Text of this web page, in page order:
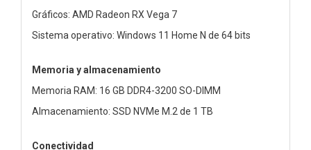
Gráficos: AMD Radeon RX Vega 7
Sistema operativo: Windows 11 Home N de 64 bits
Memoria y almacenamiento
Memoria RAM: 16 GB DDR4-3200 SO-DIMM
Almacenamiento: SSD NVMe M.2 de 1 TB
Conectividad